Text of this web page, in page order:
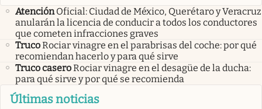
Atención Oficial: Ciudad de México, Querétaro y Veracruz
anularán la licencia de conducir a todos los conductores
que cometen infracciones graves
TrucoRociar vinagre en el parabrisas del coche: por qué
recomiendan hacerlo y para qué sirve
Truco caseroRociar vinagre en el desagüe de la ducha:
para qué sirve y por qué se recomienda
Últimas noticias